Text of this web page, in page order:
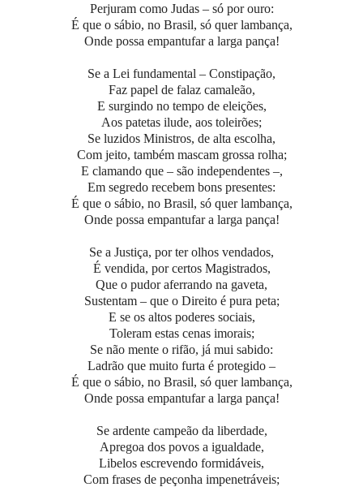
Perjuram como Judas – só por ouro:
É que o sábio, no Brasil, só quer lambança,
Onde possa empantufar a larga pança!
Se a Lei fundamental – Constipação,
Faz papel de falaz camaleão,
E surgindo no tempo de eleições,
Aos patetas ilude, aos toleirões;
Se luzidos Ministros, de alta escolha,
Com jeito, também mascam grossa rolha;
E clamando que – são independentes –,
Em segredo recebem bons presentes:
É que o sábio, no Brasil, só quer lambança,
Onde possa empantufar a larga pança!
Se a Justiça, por ter olhos vendados,
É vendida, por certos Magistrados,
Que o pudor aferrando na gaveta,
Sustentam – que o Direito é pura peta;
E se os altos poderes sociais,
Toleram estas cenas imorais;
Se não mente o rifão, já mui sabido:
Ladrão que muito furta é protegido –
É que o sábio, no Brasil, só quer lambança,
Onde possa empantufar a larga pança!
Se ardente campeão da liberdade,
Apregoa dos povos a igualdade,
Libelos escrevendo formidáveis,
Com frases de peçonha impenetráveis;